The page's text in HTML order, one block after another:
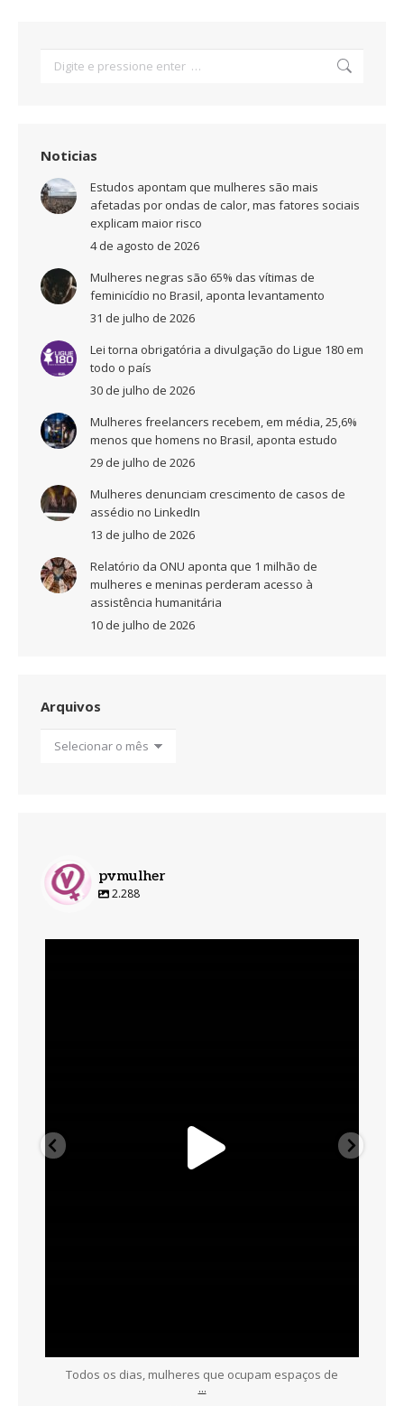
Noticias
Estudos apontam que mulheres são mais
afetadas por ondas de calor, mas fatores sociais
explicam maior risco
4 de agosto de 2026
Mulheres negras são 65% das vítimas de
feminicídio no Brasil, aponta levantamento
31 de julho de 2026
Lei torna obrigatória a divulgação do Ligue 180 em
todo o país
30 de julho de 2026
Mulheres freelancers recebem, em média, 25,6%
menos que homens no Brasil, aponta estudo
29 de julho de 2026
Mulheres denunciam crescimento de casos de
assédio no LinkedIn
13 de julho de 2026
Relatório da ONU aponta que 1 milhão de
mulheres e meninas perderam acesso à
assistência humanitária
10 de julho de 2026
Arquivos
pvmulher
2.288
Todos os dias, mulheres que ocupam espaços de
...